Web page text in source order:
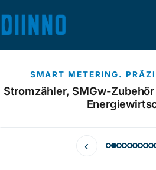
SMART METERING.
Stromzähler, SMGw-
STROMZÄHLER · MME
‹